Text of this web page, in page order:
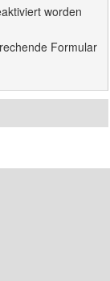
worden
Formular